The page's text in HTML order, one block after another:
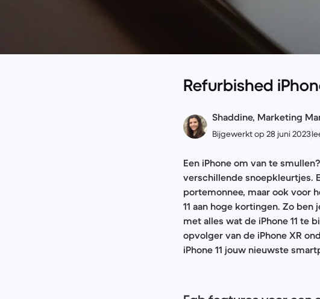
Refurbished
Shaddine, Marketing
Bijgewerkt op 28 juni 2023
Een iPhone om van te
verschillende snoepkleurtjes.
portemonnee, maar ook voor
11 aan hoge kortingen. Zo
met alles wat de iPhone 11 te
opvolger van de iPhone XR
iPhone 11 jouw nieuwste